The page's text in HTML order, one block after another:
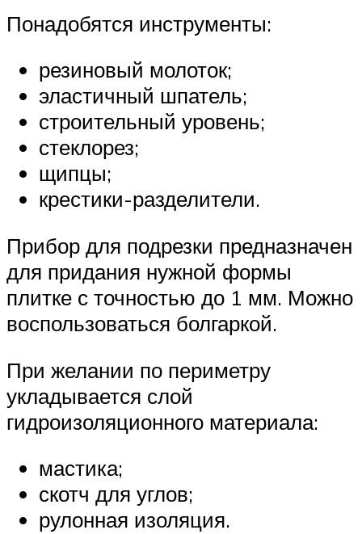
Понадобятся инструменты:
резиновый молоток;
эластичный шпатель;
строительный уровень;
стеклорез;
щипцы;
крестики-разделители.
Прибор для подрезки предназначен
для придания нужной формы
плитке с точностью до 1 мм. Можно
воспользоваться болгаркой.
При желании по периметру
укладывается слой
гидроизоляционного материала:
мастика;
скотч для углов;
рулонная изоляция.